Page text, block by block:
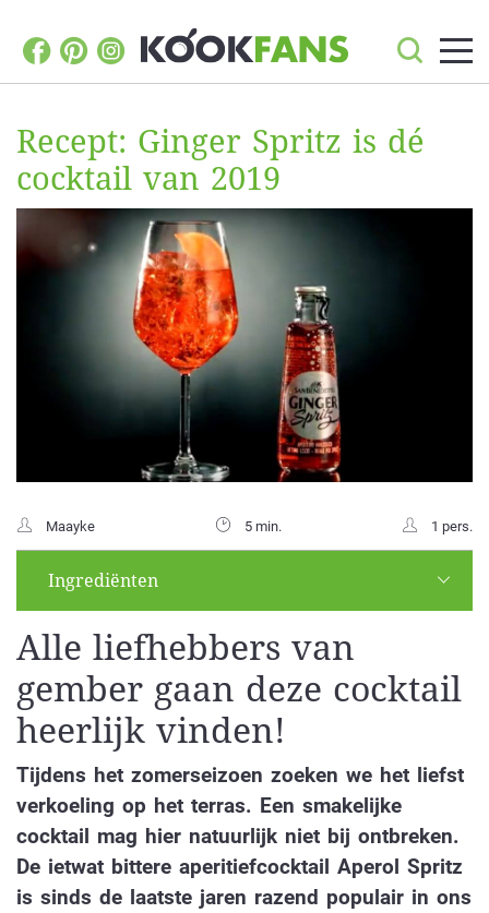
Recept: Ginger Spritz is dé
cocktail van 2019
Maayke 5 min. 1 pers.
Ingrediënten
Alle liefhebbers van
gember gaan deze cocktail
heerlijk vinden!
Tijdens het zomerseizoen zoeken we het liefst
verkoeling op het terras. Een smakelijke
cocktail mag hier natuurlijk niet bij ontbreken.
De ietwat bittere aperitiefcocktail Aperol Spritz
is sinds de laatste jaren razend populair in ons